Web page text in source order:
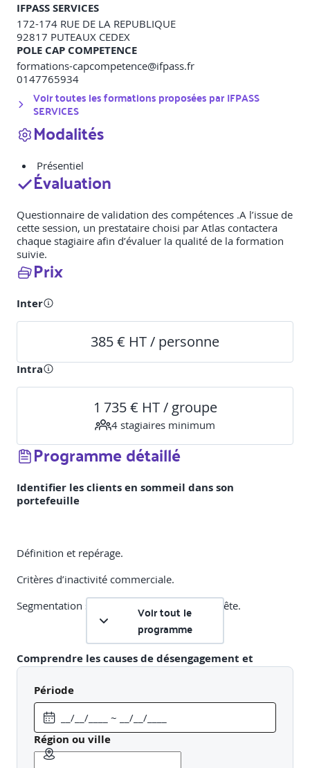
IFPASS SERVICES
172-174 RUE DE LA REPUBLIQUE
92817 PUTEAUX CEDEX
POLE CAP COMPETENCE
formations-capcompetence@ifpass.fr
0147765934
Voir toutes les formations proposées parIFPASS
SERVICES
Modalités
Présentiel
Évaluation
Questionnaire de validation des compétences .A l’issue de
cette session, un prestataire choisi par Atlas contactera
chaque stagiaire afin d’évaluer la qualité de la formation
suivie.
Prix
Inter
385 € HT / personne
Intra
1 735 € HT / groupe
4 stagiaires minimum
Programme détaillé
Identifier les clients en sommeil dans son
portefeuille
Définition et repérage.
Critères d’inactivité commerciale.
Segmentation selon le potentiel de reconquête.
Comprendre les causes de désengagement et
personnaliser l’approche
Analyse des motifs de mise en sommeil.
Adapter son discours à chaque typologie.
Voir tout le
programme
Période
Région ou ville